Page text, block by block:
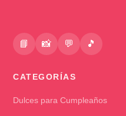
📘 📸 💬 🎵
CATEGORÍAS
Dulces para Cumpleaños